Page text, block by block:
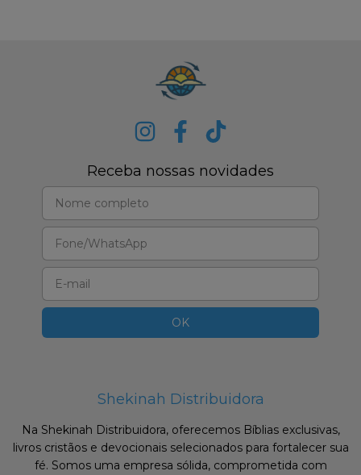
Receba nossas novidades
Shekinah Distribuidora
Na Shekinah Distribuidora, oferecemos Bíblias exclusivas,
livros cristãos e devocionais selecionados para fortalecer sua
fé. Somos uma empresa sólida, comprometida com